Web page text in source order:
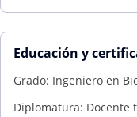
Educación y
Grado: Ingeniero en
Diplomatura: Docente